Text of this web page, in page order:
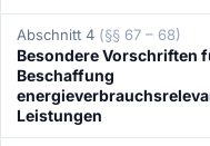
Abschnitt 4 (§§ 67 – 68)
Besondere Vorschriften
Beschaffung
Leistungen